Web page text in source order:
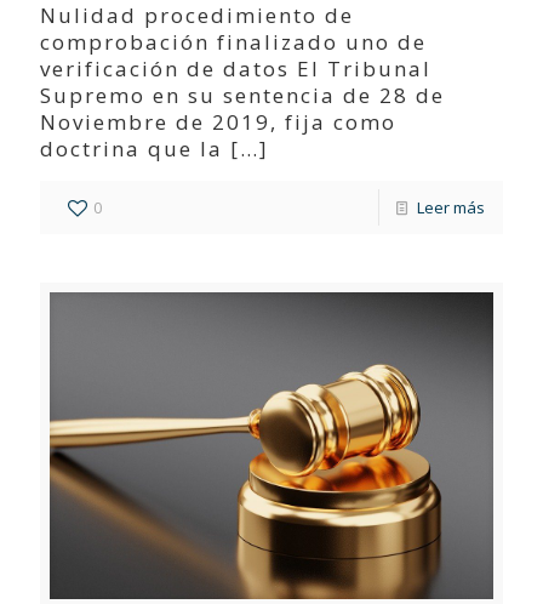
Nulidad procedimiento de
comprobación finalizado uno de
verificación de datos El Tribunal
Supremo en su sentencia de 28 de
Noviembre de 2019, fija como
doctrina que la […]
0 Leer más